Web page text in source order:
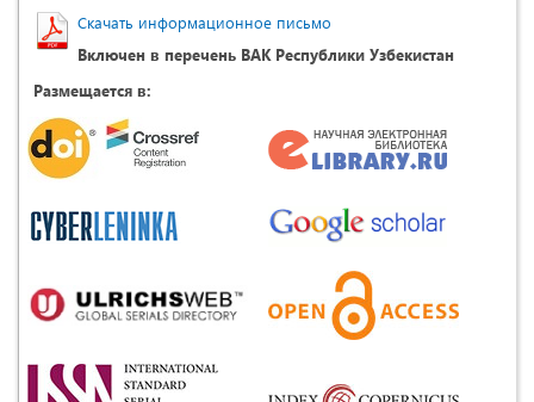
Скачать информационное письмо
Включен в перечень ВАК Республики Узбекистан
Размещается в: